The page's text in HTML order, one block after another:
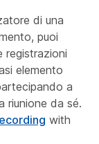
di una
puoi
registrazioni
elemento
a
riunione da sé.
with